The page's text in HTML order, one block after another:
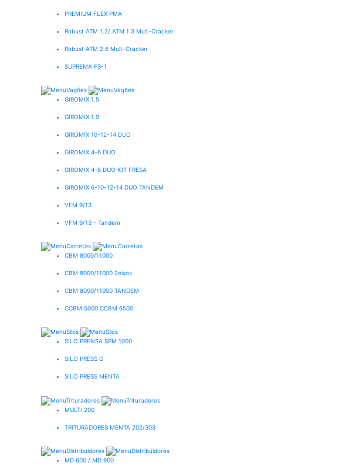
PREMIUM FLEX PMA
Robust ATM 1.2/ ATM 1.3 Mult-Cracker
Robust ATM 2.6 Mult-Cracker
SUPREMA FS-1
GIROMIX 1.5
GIROMIX 1.9
GIROMIX 10-12-14 DUO
GIROMIX 4-6 DUO
GIROMIX 4-6 DUO KIT FRESA
GIROMIX 6-10-12-14 DUO TANDEM
VFM 9/13
VFM 9/13 - Tandem
CBM 8000/11000
CBM 8000/11000 2eixos
CBM 8000/11000 TANDEM
CCBM 5000 CCBM 6500
SILO PRENSA SPM 1000
SILO PRESS G
SILO PRESS MENTA
MULTI 200
TRITURADORES MENTA 202/303
MD 600 / MD 900